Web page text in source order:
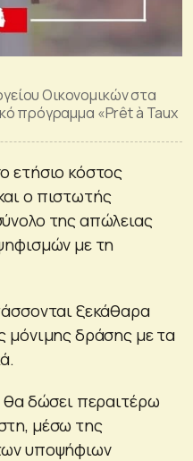
Οικονομικών στα
πρόγραμμα «Prêt à Taux
ετήσιο κόστος
ο πιστωτής
της απώλειας
με τη
ξεκάθαρα
μόνιμης δράσης με τα
θα δώσει περαιτέρω
μέσω της
υποψήφιων